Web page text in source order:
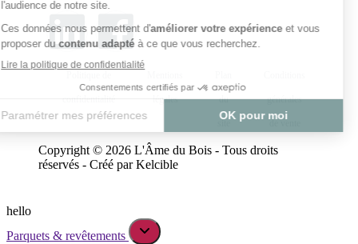
confidentialité légales du générales
Copyright © 2026 L'Âme du Bois - Tous droits
réservés - Créé par Kelcible
hello
Parquets & revêtements